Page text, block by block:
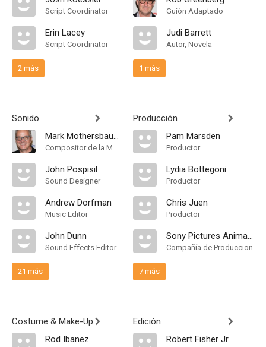
Script Coordinator
Erin Lacey
Script Coordinator
2 más
Sonido
Mark Mothersbaugh
Compositor de la Música Original
John Pospisil
Sound Designer
Andrew Dorfman
Music Editor
John Dunn
Sound Effects Editor
21 más
Costume & Make-Up
Rod Ibanez
Guión Adaptado
Judi Barrett
Autor, Novela
1 más
Producción
Pam Marsden
Productor
Lydia Bottegoni
Productor
Chris Juen
Productor
Sony Pictures Animation
Compañía de Produccion
7 más
Edición
Robert Fisher Jr.